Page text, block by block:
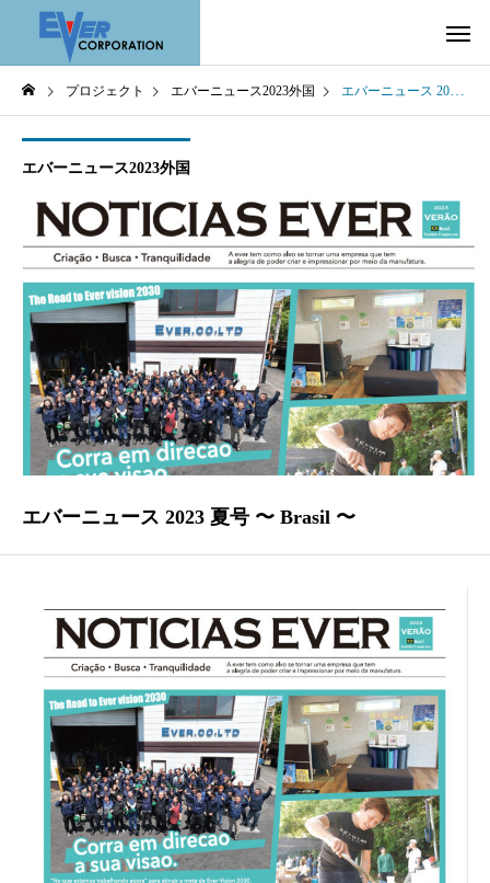
プロジェクト エバーニュース2023外国 エバーニュース 2023 夏号 〜 Brasil 〜
エバーニュース2023外国
エバーニュース 2023 夏号 〜 Brasil 〜